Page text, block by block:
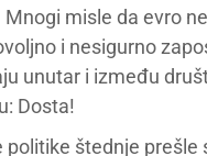
misle da evro
i nesigurno
unutar i između
Dosta!
politike štednje